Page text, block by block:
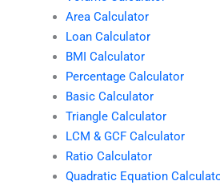
Area Calculator
Loan Calculator
BMI Calculator
Percentage Calculator
Basic Calculator
Triangle Calculator
LCM & GCF Calculator
Ratio Calculator
Quadratic Equation